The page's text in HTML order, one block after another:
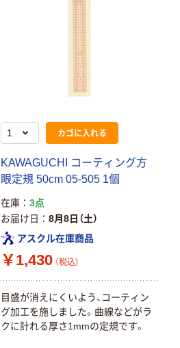
カゴに入れる
KAWAGUCHI コーティング方
眼定規 50cm 05-505 1個
在庫
3点
お届け日
8月8日（土）
アスクル在庫商品
￥1,430 （税込）
目盛が消えにくいよう、コーティン
グ加工を施しました。曲線などがラ
クに計れる厚さ1mmの定規です。